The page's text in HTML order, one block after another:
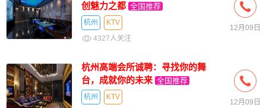
创魅力之都 全国推荐
杭州
KTV
4327人关注
12月09日
杭州高端会所诚聘：寻找你的舞
台，成就你的未来 全国推荐
杭州
KTV
12月09日